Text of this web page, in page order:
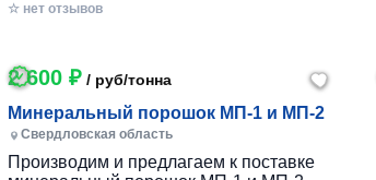
систему агропрепаратов, позволяющую
Вашему вниманию многофунк...
☆ нет отзывов
2 600 ₽ / руб/тонна
Минеральный порошок МП-1 и МП-2
Свердловская область
Производим и предлагаем к поставке